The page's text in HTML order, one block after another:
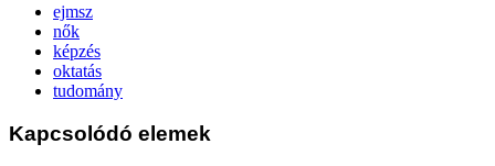
ejmsz
nők
képzés
oktatás
tudomány
Kapcsolódó elemek